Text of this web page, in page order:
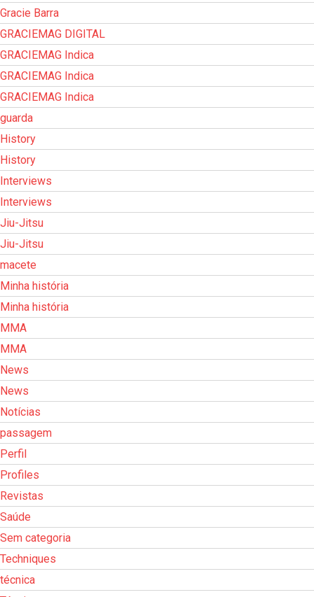
Gracie Barra
GRACIEMAG DIGITAL
GRACIEMAG Indica
GRACIEMAG Indica
GRACIEMAG Indica
guarda
History
History
Interviews
Interviews
Jiu-Jitsu
Jiu-Jitsu
macete
Minha história
Minha história
MMA
MMA
News
News
Notícias
passagem
Perfil
Profiles
Revistas
Saúde
Sem categoria
Techniques
técnica